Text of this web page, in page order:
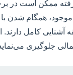
ممکن است در
همگام شدن با
کامل دارند.
جلوگیری